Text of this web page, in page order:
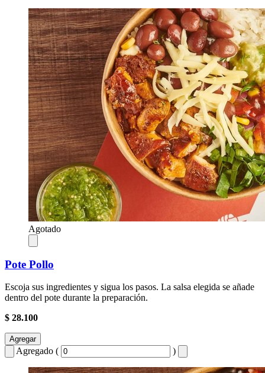
Agotado
Pote Pollo
Escoja sus ingredientes y sigua los pasos. La salsa elegida se añade
dentro del pote durante la preparación.
$ 28.100
Agregar
Agregado ( )